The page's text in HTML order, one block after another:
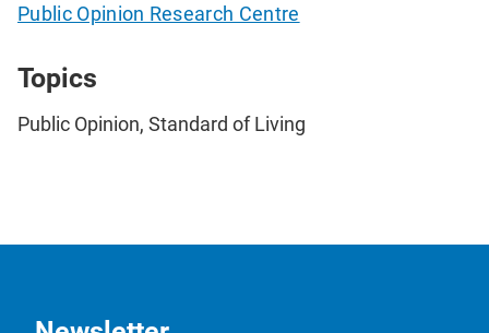
Public Opinion Research Centre
Topics
Public Opinion, Standard of Living